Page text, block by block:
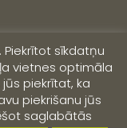
sīkdatņu
vietnes optimāla
piekrītat, ka
piekrišanu jūs
saglabātās